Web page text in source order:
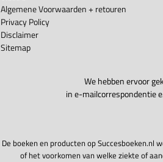
Algemene Voorwaarden + retouren
Privacy Policy
Disclaimer
Sitemap
We hebben ervoor
in e-mailcorrespondentie
De boeken en producten op Succesboeken.nl
of het voorkomen van welke ziekte of